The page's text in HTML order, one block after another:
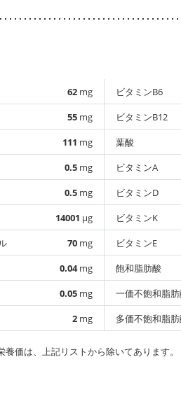
62 mg
55 mg
111 mg
0.5 mg
0.5 mg
14001 µg
70 mg
0.04mg
0.05 mg
2 mg
ビタミンB6
ビタミンB12
葉酸
ビタミンA
ビタミンD
ビタミンK
ビタミンE
飽和脂肪酸
一価不飽和脂
多価不飽和脂
価は、上記リストから除いてあります。